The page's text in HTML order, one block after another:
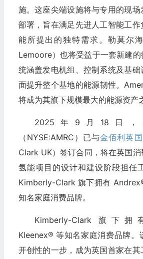
施。这座尖端设施将与专用的现
部署，旨在满足先进人工智能工
能所提出的独特需求。勒莫尔
Lemoore）也将受益于一套新建
统涵盖发电机组、控制系统及基
面提升整个基地的能源韧性。
将成为其旗下规模最大的能源资产
2025年9月18日，
（NYSE:AMRC）已与金佰利英
Clark UK）签订合同，将在英国
氢能项目的设计和建设阶段担任
Kimberly-Clark 旗下拥有
知名家庭消费品牌。
Kimberly-Clark 旗下拥
Kleenex® 等知名家庭消费品牌。
开创性的一步，成为英国首家在